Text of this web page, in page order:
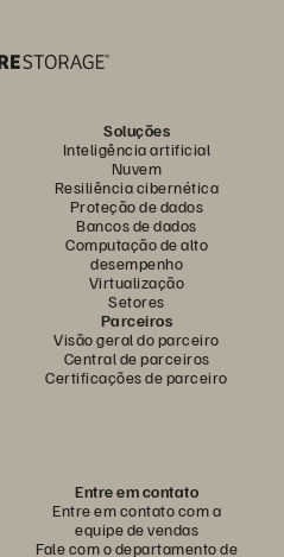
Soluções
Inteligência artificial
Nuvem
Resiliência cibernética
Proteção de dados
Bancos de dados
Computação de alto
desempenho
Virtualização
Setores
Parceiros
Visão geral do parceiro
Central de parceiros
Certificações de parceiro
Entre em contato
Entre em contato com a
equipe de vendas
Fale com o departamento de